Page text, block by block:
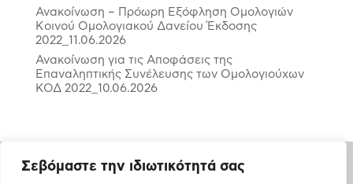
Σεβόμαστε την ιδιωτικότητά σας
Ανακοίνωση – Πρόωρη Εξόφληση Ομολογιών
Κοινού Ομολογιακού Δανείου Έκδοσης
2022_11.06.2026
Ανακοίνωση για τις Αποφάσεις της
Επαναληπτικής Συνέλευσης των Ομολογιούχων
ΚΟΔ 2022_10.06.2026